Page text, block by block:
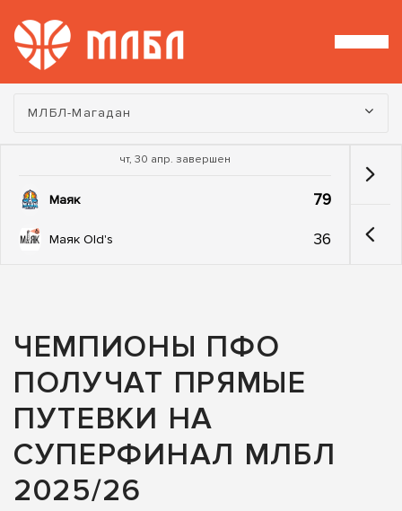
Турнир:
МЛБЛ-Магадан
чт, 30 апр. завершен
Маяк 79
Маяк Old's 36
ЧЕМПИОНЫ ПФО
ПОЛУЧАТ ПРЯМЫЕ
ПУТЕВКИ НА
СУПЕРФИНАЛ МЛБЛ
2025/26